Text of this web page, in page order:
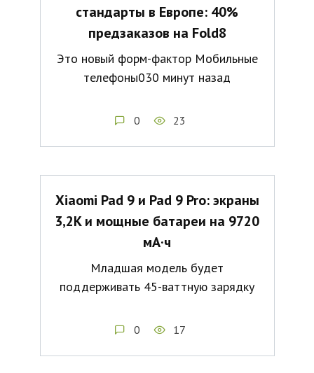
стандарты в Европе: 40%
предзаказов на Fold8
Это новый форм-фактор Мобильные
телефоны030 минут назад
0 23
Xiaomi Pad 9 и Pad 9 Pro: экраны
3,2K и мощные батареи на 9720
мА·ч
Младшая модель будет
поддерживать 45-ваттную зарядку
0 17